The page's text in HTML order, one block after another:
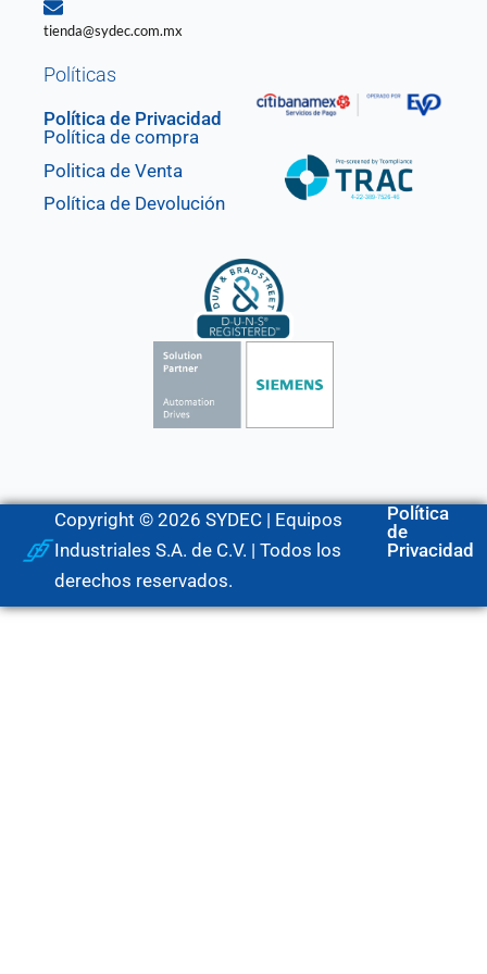
tienda@sydec.com.mx
Políticas
Política de Privacidad
Política de compra
Politica de Venta
Política de Devolución
Copyright © 2026 SYDEC | Equipos
Industriales S.A. de C.V. | Todos los
derechos reservados.
Política
de
Privacidad